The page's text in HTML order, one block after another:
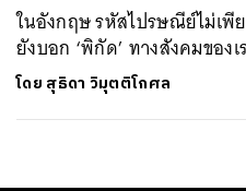
ในอังกฤษ รหัสไปรษณีย์ไม่เพี
ยังบอก ‘พิกัด’ ทางสังคมของเ
โดย สุธิดา วิมุตติโกศล